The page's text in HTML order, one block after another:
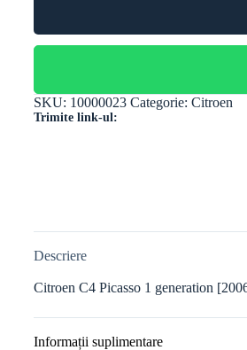
SKU: 10000023 Categorie: Citroen
Trimite link-ul:
Descriere
Citroen C4 Picasso 1 generation
Informații suplimentare